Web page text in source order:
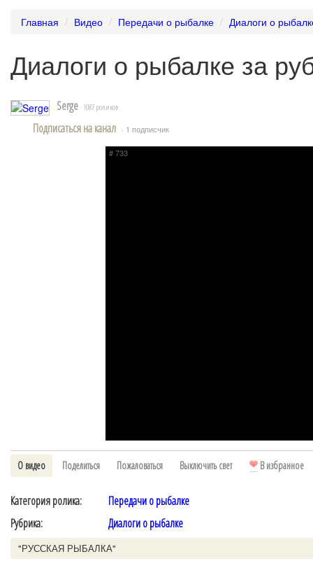
Главная Видео Передачи о рыбалке Диалоги о
Диалоги о рыбалке за
Serge · 1087 роликов
Подписаться на канал · 1 подписчик
# 733
О видео Поделиться Пожаловаться Выключить свет В избранное
Категория ролика:
Передачи о рыбалке
Рубрика:
Диалоги о рыбалке
"РУССКАЯ РЫБАЛКА"